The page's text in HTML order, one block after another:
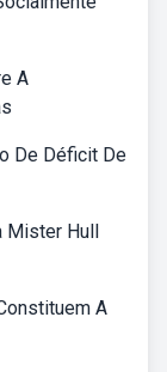
A
De Déficit De
Mister Hull
A